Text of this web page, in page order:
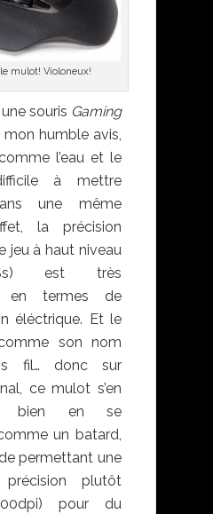
mulot! Violoneux!
souris Gaming
mon humble avis,
l’eau et le
à mettre
une même
la précision
jeu à haut niveau
est très
en termes de
éléctrique. Et le
son nom
fil… donc sur
ce mulot s’en
bien en se
un batard,
permettant une
plutôt
pour du